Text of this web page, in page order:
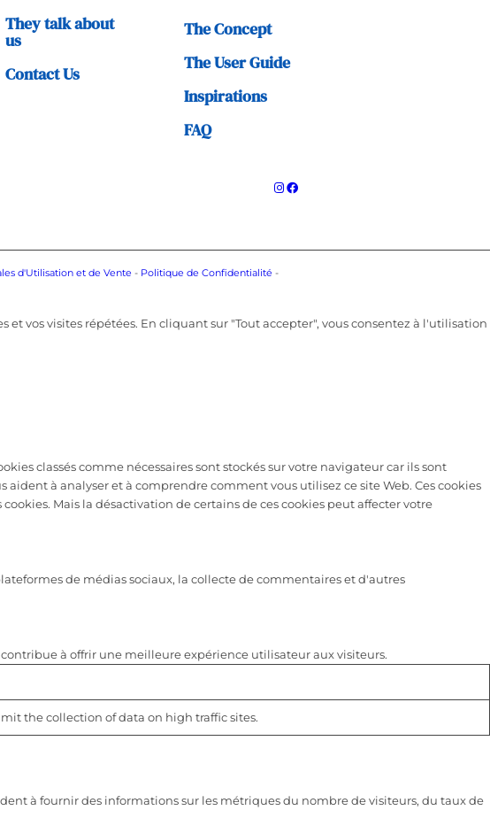
They talk about
us
Contact Us
The Concept
The User Guide
Inspirations
FAQ
d'Utilisation et de Vente - Politique de Confidentialité -
vos visites répétées. En cliquant sur "Tout accepter", vous consentez à l'utilisation
classés comme nécessaires sont stockés sur votre navigateur car ils sont
à analyser et à comprendre comment vous utilisez ce site Web. Ces cookies
Mais la désactivation de certains de ces cookies peut affecter votre
de médias sociaux, la collecte de commentaires et d'autres
à offrir une meilleure expérience utilisateur aux visiteurs.
the collection of data on high traffic sites.
à fournir des informations sur les métriques du nombre de visiteurs, du taux de